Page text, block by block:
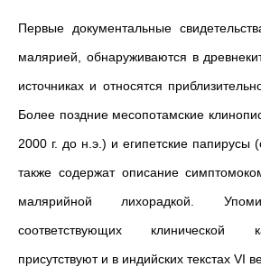
Первые документальные
малярией, обнаруживаются в
источниках и относятся
Более поздние месопотамские
2000 г. до н.э.) и египетские папирусы
также содержат описание
малярийной лихорадкой.
соответствующих клинической
присутствуют и в индийских текстах VI